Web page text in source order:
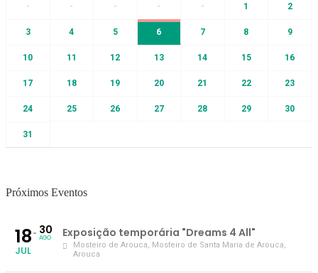
- - - - - 1 2
3 4 5 6 7 8 9
10 11 12 13 14 15 16
17 18 19 20 21 22 23
24 25 26 27 28 29 30
31
Próximos Eventos
18
JUL
30
AGO Exposição temporária "Dreams 4 All"
Mosteiro de Arouca, Mosteiro de Santa Maria de Arouca,
Arouca